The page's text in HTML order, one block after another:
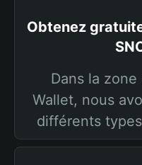
Obtenez
Dans la
Wallet, nous
différents